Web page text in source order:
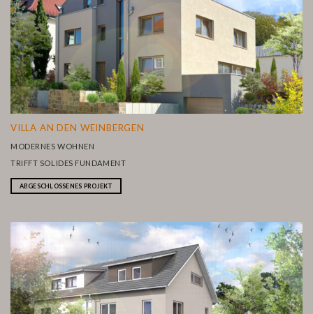
VILLA AN DEN WEINBERGEN
MODERNES WOHNEN
TRIFFT SOLIDES FUNDAMENT
ABGESCHLOSSENES PROJEKT